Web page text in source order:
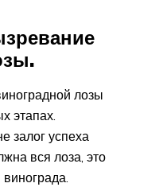
лозы
этапах.
залог успеха
вся лоза, это